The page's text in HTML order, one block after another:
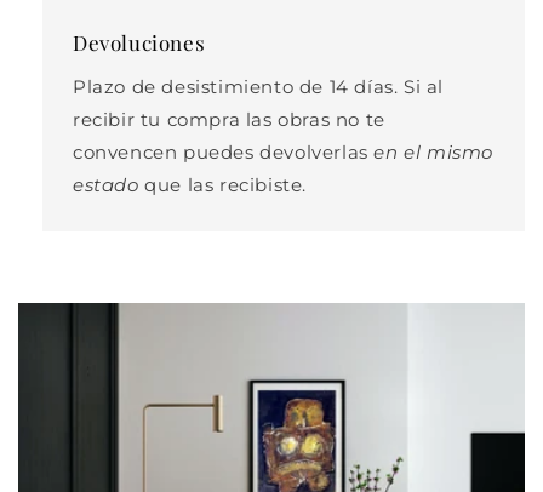
Devoluciones
Plazo de desistimiento de 14 días. Si al
recibir tu compra las obras no te
convencen puedes devolverlasen el mismo
estado que las recibiste.